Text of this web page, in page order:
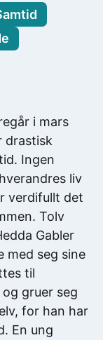
i mars
drastisk
Ingen
liv
verdifullt det
Tolv
Gabler
med seg sine
til
gruer seg
for han har
En ung